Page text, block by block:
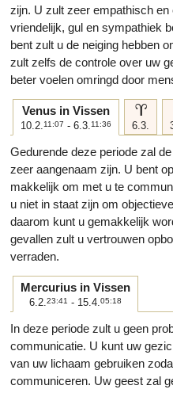
zijn. U zult zeer empathisch
vriendelijk, gul en sympathiek
bent zult u de neiging hebben
zult zelfs de controle over uw
beter voelen omringd door
Venus in Vissen
10.2.11:07 - 6.3.11:36
a
6.3.
Gedurende deze periode zal
zeer aangenaam zijn. U bent
makkelijk om met u te
u niet in staat zijn om
daarom kunt u gemakkelijk
gevallen zult u vertrouwen
verraden.
Mercurius in Vissen
6.2.23:41 - 15.4.05:18
In deze periode zult u geen
communicatie. U kunt uw
van uw lichaam gebruiken
communiceren. Uw geest zal